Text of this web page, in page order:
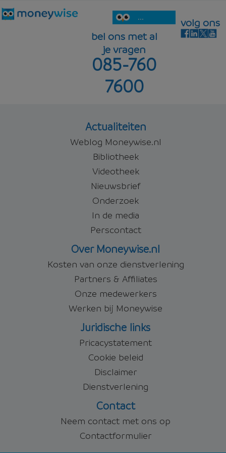
...
bel ons met al
je vragen
085-760
7600
volg ons
Actualiteiten
Weblog Moneywise.nl
Bibliotheek
Videotheek
Nieuwsbrief
Onderzoek
In de media
Perscontact
Over Moneywise.nl
Kosten van onze dienstverlening
Partners & Affiliates
Onze medewerkers
Werken bij Moneywise
Juridische links
Pricacystatement
Cookie beleid
Disclaimer
Dienstverlening
Contact
Neem contact met ons op
Contactformulier